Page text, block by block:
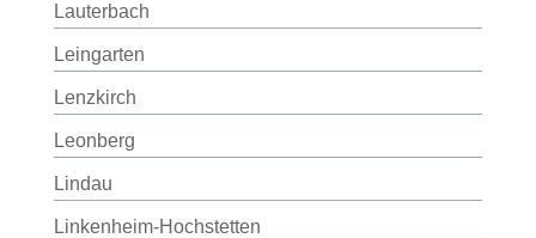
Lauterbach
Leingarten
Lenzkirch
Leonberg
Lindau
Linkenheim-Hochstetten